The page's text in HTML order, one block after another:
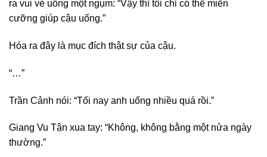
ra vui vẻ uống một ngụm: “Vậy thì tôi chỉ có thể miễn
cưỡng giúp cậu uống.”
Hóa ra đây là mục đích thật sự của cậu.
“…”
Trần Cảnh nói: “Tối nay anh uống nhiều quá rồi.”
Giang Vu Tận xua tay: “Không, không bằng một nửa ngày
thường.”